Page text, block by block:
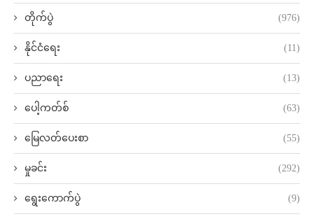
တိုက်ပွဲ (976)
နိုင်ငံရေး (11)
ပညာရေး (13)
ပေါ့ကတ်စ် (63)
မြေလတ်ပေးစာ (55)
မှုခင်း (292)
ရွေးကောက်ပွဲ (9)